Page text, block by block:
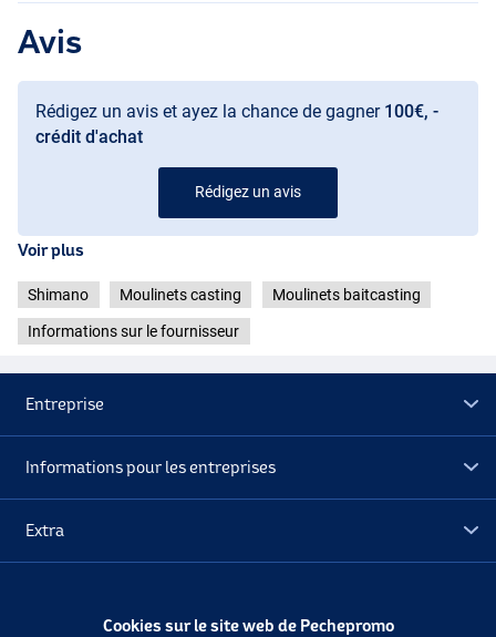
Avis
Rédigez un avis et ayez la chance de gagner 100€, -
crédit d'achat
Rédigez un avis
Voir plus
Shimano Moulinets casting Moulinets baitcasting
Informations sur le fournisseur
Entreprise
Informations pour les entreprises
Extra
Cookies sur le site web de Pechepromo